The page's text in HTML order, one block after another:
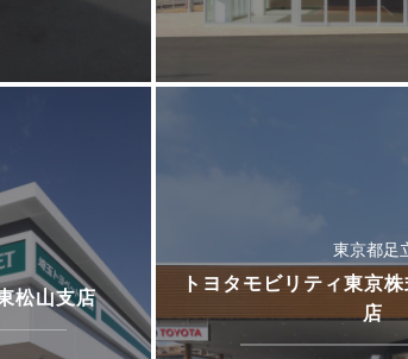
松山支店
東京都足
トヨタモビリティ東京
店